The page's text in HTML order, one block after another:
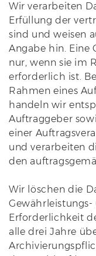
Wir verarbeiten
Erfüllung der
sind und weisen
Angabe hin. Eine
nur, wenn sie im
erforderlich ist.
Rahmen eines
handeln wir
Auftraggeber
einer
und verarbeiten
den
Wir löschen die
Erforderlichkeit
alle drei Jahre